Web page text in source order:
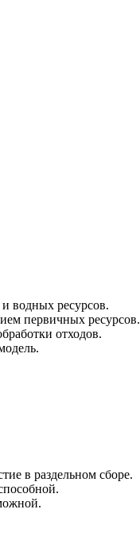
водных ресурсов.
первичных ресурсов.
отходов.
в раздельном сборе.